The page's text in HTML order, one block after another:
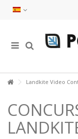
Landkite Video